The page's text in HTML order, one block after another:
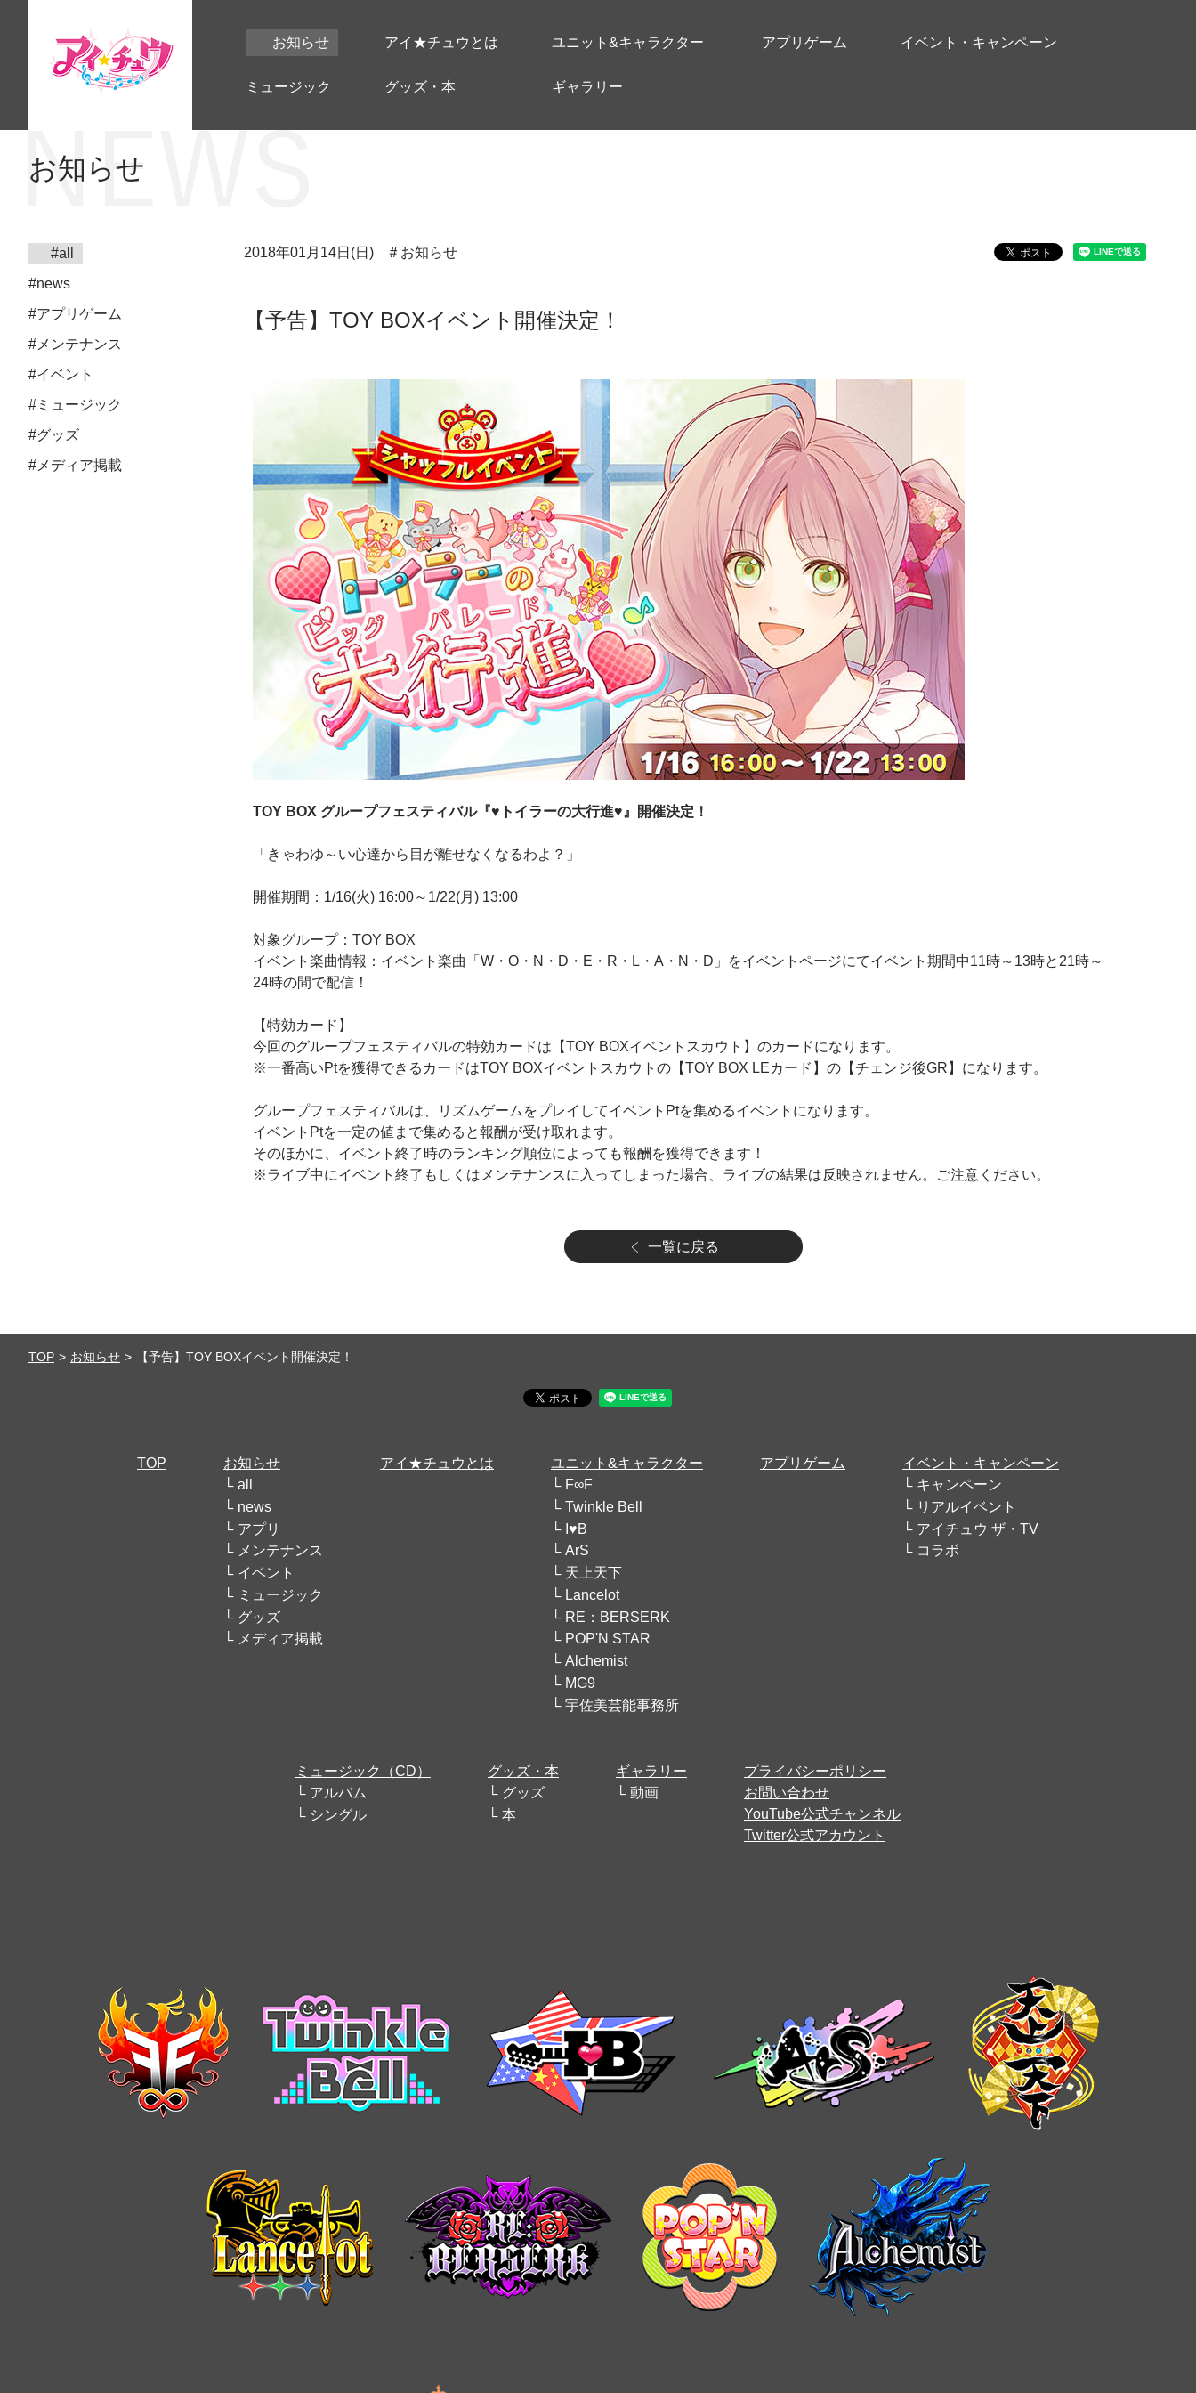
お知らせ アイ★チュウとは ユニット&キャラクター アプリゲーム イベント・キャンペーン
ミュージック グッズ・本 ギャラリー
お知らせ
#all
#news
#アプリゲーム
#メンテナンス
#イベント
#ミュージック
#グッズ
#メディア掲載
2018年01月14日(日) ＃お知らせ
【予告】TOY BOXイベント開催決定！
TOY BOX グループフェスティバル『♥トイラーの大行進♥』開催決定！
「きゃわゆ～い心達から目が離せなくなるわよ？」
開催期間：1/16(火) 16:00～1/22(月) 13:00
対象グループ：TOY BOX
イベント楽曲情報：イベント楽曲「W・O・N・D・E・R・L・A・N・D」をイベントページにてイベント期間中11時～13時と21時～
24時の間で配信！
【特効カード】
今回のグループフェスティバルの特効カードは【TOY BOXイベントスカウト】のカードになります。
※一番高いPtを獲得できるカードはTOY BOXイベントスカウトの【TOY BOX LEカード】の【チェンジ後GR】になります。
グループフェスティバルは、リズムゲームをプレイしてイベントPtを集めるイベントになります。
イベントPtを一定の値まで集めると報酬が受け取れます。
そのほかに、イベント終了時のランキング順位によっても報酬を獲得できます！
※ライブ中にイベント終了もしくはメンテナンスに入ってしまった場合、ライブの結果は反映されません。ご注意ください。
一覧に戻る
TOP お知らせ 【予告】TOY BOXイベント開催決定！
TOP
お知らせ
all
news
アプリ
メンテナンス
イベント
ミュージック
グッズ
メディア掲載
アイ★チュウとは
ユニット&キャラクター
F∞F
Twinkle Bell
I♥B
ArS
天上天下
Lancelot
RE：BERSERK
POP'N STAR
Alchemist
MG9
宇佐美芸能事務所
アプリゲーム
イベント・キャンペーン
キャンペーン
リアルイベント
アイチュウ ザ・TV
コラボ
ミュージック（CD）
アルバム
シングル
グッズ・本
グッズ
本
ギャラリー
動画
プライバシーポリシー
お問い合わせ
YouTube公式チャンネル
Twitter公式アカウント